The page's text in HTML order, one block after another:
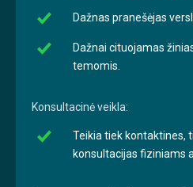
Dažnas pranešėjas
Dažnai cituojamas
temomis.
Konsultacinė veikla:
Teikia tiek kontaktines,
konsultacijas fiziniams